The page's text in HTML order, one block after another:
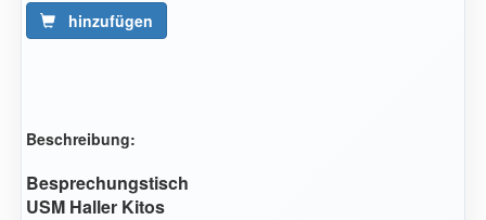
hinzufügen
Beschreibung:
Besprechungstisch
USM Haller Kitos